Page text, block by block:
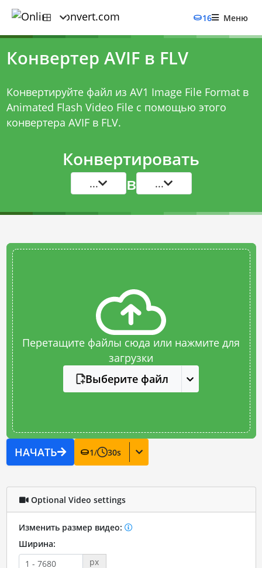
16 Меню
Конвертер AVIF в FLV
Конвертируйте файл из AV1 Image File Format в
Animated Flash Video File с помощью этого
конвертера AVIF в FLV.
Конвертировать
... в ...
Перетащите файлы сюда или нажмите для
загрузки
Выберите файл
НАЧАТЬ 1/ 30s
Optional Video settings
Изменить размер видео:
Ширина:
px